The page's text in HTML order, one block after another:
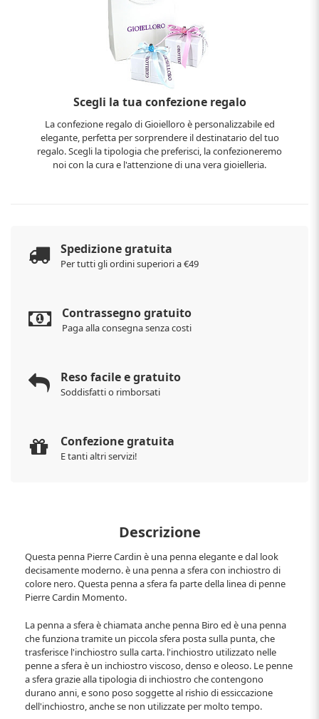
Scegli la tua confezione regalo
La confezione regalo di Gioielloro è personalizzabile ed
elegante, perfetta per sorprendere il destinatario del tuo
regalo. Scegli la tipologia che preferisci, la confezioneremo
noi con la cura e l'attenzione di una vera gioielleria.
Spedizione gratuita
Per tutti gli ordini superiori a €49
Contrassegno gratuito
Paga alla consegna senza costi
Reso facile e gratuito
Soddisfatti o rimborsati
Confezione gratuita
E tanti altri servizi!
Descrizione
Questa penna Pierre Cardin è una penna elegante e dal look
decisamente moderno. è una penna a sfera con inchiostro di
colore nero. Questa penna a sfera fa parte della linea di penne
Pierre Cardin Momento.
La penna a sfera è chiamata anche penna Biro ed è una penna
che funziona tramite un piccola sfera posta sulla punta, che
trasferisce l'inchiostro sulla carta. l'inchiostro utilizzato nelle
penne a sfera è un inchiostro viscoso, denso e oleoso. Le penne
a sfera grazie alla tipologia di inchiostro che contengono
durano anni, e sono poso soggette al rishio di essiccazione
dell'inchiostro, anche se non utilizzate per molto tempo.